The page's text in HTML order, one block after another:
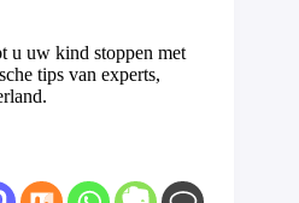
u uw kind stoppen met
tips van experts,